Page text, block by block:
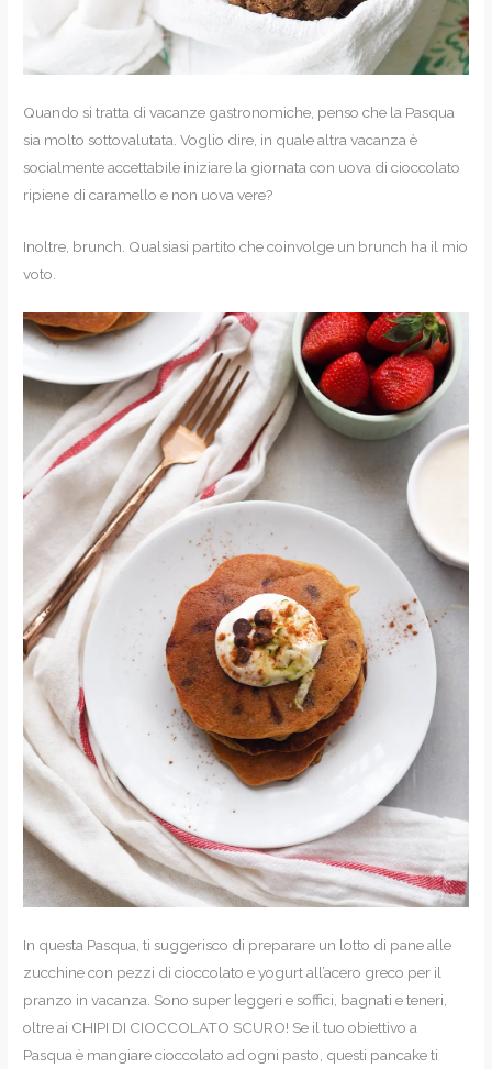
Quando si tratta di vacanze gastronomiche, penso che la Pasqua
sia molto sottovalutata. Voglio dire, in quale altra vacanza è
socialmente accettabile iniziare la giornata con uova di cioccolato
ripiene di caramello e non uova vere?
Inoltre, brunch. Qualsiasi partito che coinvolge un brunch ha il mio
voto.
In questa Pasqua, ti suggerisco di preparare un lotto di pane alle
zucchine con pezzi di cioccolato e yogurt all’acero greco per il
pranzo in vacanza. Sono super leggeri e soffici, bagnati e teneri,
oltre ai CHIPI DI CIOCCOLATO SCURO! Se il tuo obiettivo a
Pasqua è mangiare cioccolato ad ogni pasto, questi pancake ti